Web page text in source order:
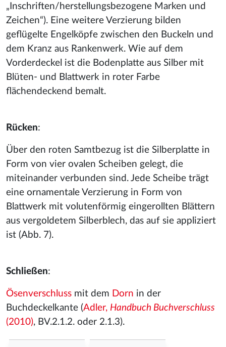
„Inschriften/herstellungsbezogene Marken und
Zeichen“). Eine weitere Verzierung bilden
geflügelte Engelköpfe zwischen den Buckeln und
dem Kranz aus Rankenwerk. Wie auf dem
Vorderdeckel ist die Bodenplatte aus Silber mit
Blüten- und Blattwerk in roter Farbe
flächendeckend bemalt.
Rücken:
Über den roten Samtbezug ist die Silberplatte in
Form von vier ovalen Scheiben gelegt, die
miteinander verbunden sind. Jede Scheibe trägt
eine ornamentale Verzierung in Form von
Blattwerk mit volutenförmig eingerollten Blättern
aus vergoldetem Silberblech, das auf sie appliziert
ist (Abb. 7).
Schließen:
Ösenverschluss mit dem Dorn in der
Buchdeckelkante (Adler, Handbuch Buchverschluss
(2010), BV.2.1.2. oder 2.1.3).